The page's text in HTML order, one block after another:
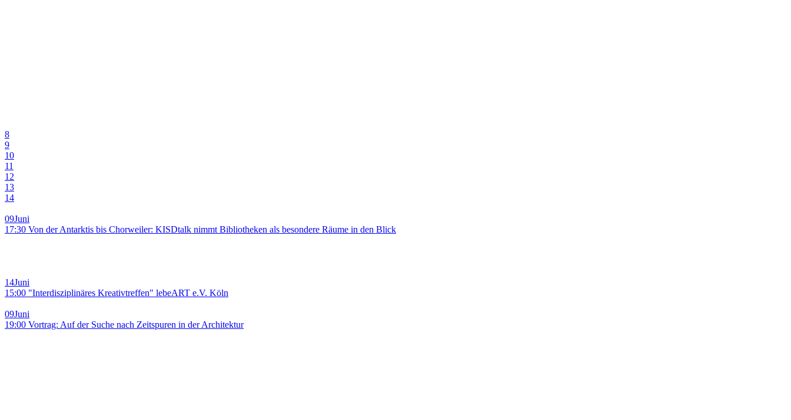
8
9
10
11
12
13
14
09Juni
17:30 Von der Antarktis bis Chorweiler: KISDtalk nimmt Bibliotheken als besondere Räume in den Blick
14Juni
15:00 "Interdisziplinäres Kreativtreffen" lebeART e.V. Köln
09Juni
19:00 Vortrag: Auf der Suche nach Zeitspuren in der Architektur